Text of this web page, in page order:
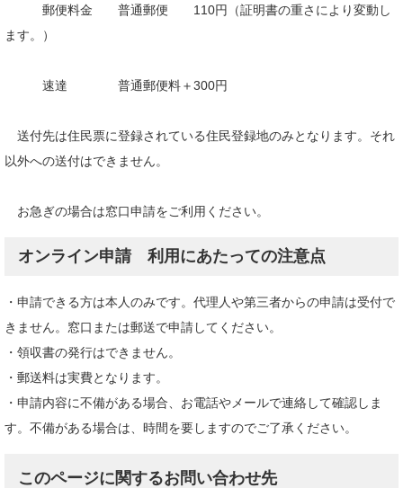
郵便料金 普通郵便 110円（証明書の重さにより変動し
ます。）
速達 普通郵便料＋300円
送付先は住民票に登録されている住民登録地のみとなります。それ
以外への送付はできません。
お急ぎの場合は窓口申請をご利用ください。
オンライン申請 利用にあたっての注意点
・申請できる方は本人のみです。代理人や第三者からの申請は受付で
きません。窓口または郵送で申請してください。
・領収書の発行はできません。
・郵送料は実費となります。
・申請内容に不備がある場合、お電話やメールで連絡して確認しま
す。不備がある場合は、時間を要しますのでご了承ください。
このページに関するお問い合わせ先